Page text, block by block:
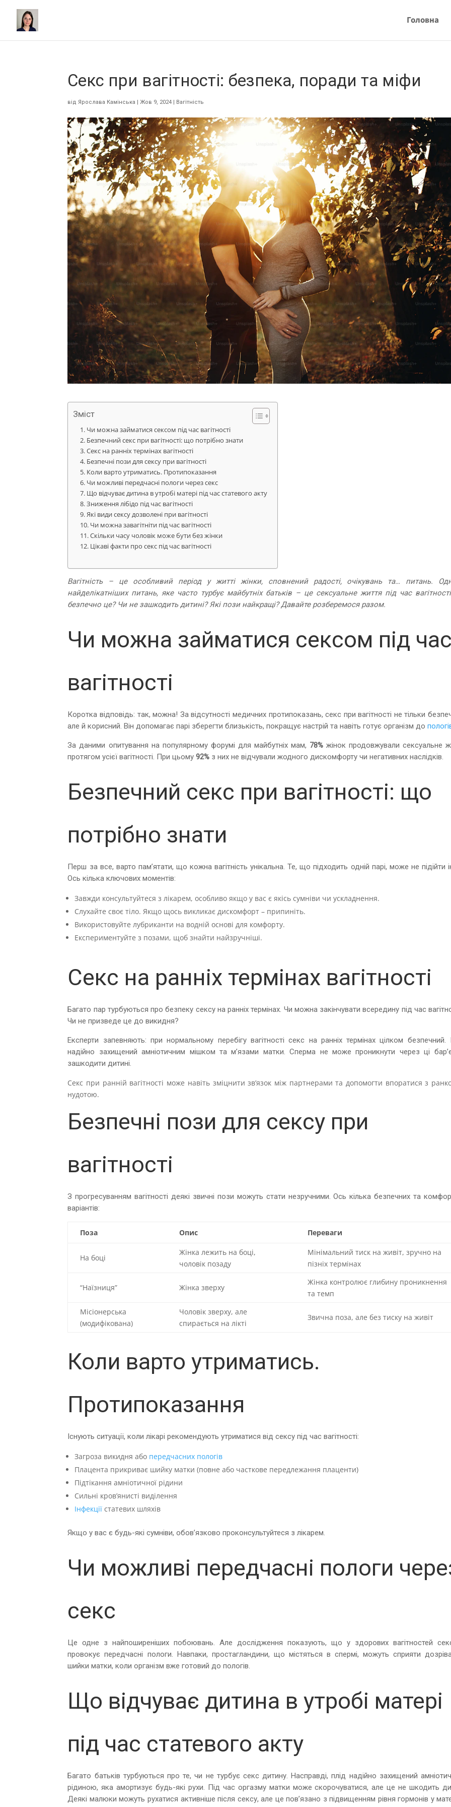
Головна
Секс при вагітності: безпека, поради та міфи
від Ярослава Камінська | Жов 9, 2024 | Вагітність
Зміст
Чи можна займатися сексом під час вагітності
Безпечний секс при вагітності: що потрібно знати
Секс на ранніх термінах вагітності
Безпечні пози для сексу при вагітності
Коли варто утриматись. Протипоказання
Чи можливі передчасні пологи через секс
Що відчуває дитина в утробі матері під час статевого акту
Зниження лібідо під час вагітності
Які види сексу дозволені при вагітності
Чи можна завагітніти під час вагітності
Скільки часу чоловік може бути без жінки
Цікаві факти про секс під час вагітності
Вагітність – це особливий період у житті жінки, сповнений радості, очікувань та… питань.
найделікатніших питань, яке часто турбує майбутніх батьків – це сексуальне життя під час
безпечно це? Чи не зашкодить дитині? Які пози найкращі? Давайте розберемося разом.
Чи можна займатися сексом під
вагітності
Коротка відповідь: так, можна! За відсутності медичних протипоказань, секс при вагітності не тільки
але й корисний. Він допомагає парі зберегти близькість, покращує настрій та навіть готує організм до
За даними опитування на популярному форумі для майбутніх мам, 78%жінок продовжували сексуальне
протягом усієї вагітності. При цьому92% з них не відчували жодного дискомфорту чи негативних наслідків.
Безпечний секс при вагітності: що
потрібно знати
Перш за все, варто пам’ятати, що кожна вагітність унікальна. Те, що підходить одній парі, може не підійти
Ось кілька ключових моментів:
Завжди консультуйтеся з лікарем, особливо якщо у вас є якісь сумніви чи ускладнення.
Слухайте своє тіло. Якщо щось викликає дискомфорт – припиніть.
Використовуйте лубриканти на водній основі для комфорту.
Експериментуйте з позами, щоб знайти найзручніші.
Секс на ранніх термінах вагітності
Багато пар турбуються про безпеку сексу на ранніх термінах. Чи можна закінчувати всередину під час
Чи не призведе це до викидня?
Експерти запевняють: при нормальному перебігу вагітності секс на ранніх термінах цілком безпечний.
надійно захищений амніотичним мішком та м’язами матки. Сперма не може проникнути через ці
зашкодити дитині.
Секс при ранній вагітності може навіть зміцнити зв’язок між партнерами та допомогти впоратися з
нудотою.
Безпечні пози для сексу при
вагітності
З прогресуванням вагітності деякі звичні пози можуть стати незручними. Ось кілька безпечних та
варіантів:
Поза Опис Переваги
На боці
Жінка лежить на боці,
чоловік позаду
Мінімальний тиск на живіт, зручно на
пізніх термінах
“Наїзниця” Жінка зверху
Жінка контролює глибину проникнення
та темп
Місіонерська
(модифікована)
Чоловік зверху, але
спирається на лікті
Звична поза, але без тиску на живіт
Коли варто утриматись.
Протипоказання
Існують ситуації, коли лікарі рекомендують утриматися від сексу під час вагітності:
Загроза викидня або передчасних пологів
Плацента прикриває шийку матки (повне або часткове передлежання плаценти)
Підтікання амніотичної рідини
Сильні кров’янисті виділення
Інфекціїстатевих шляхів
Якщо у вас є будь-які сумніви, обов’язково проконсультуйтеся з лікарем.
Чи можливі передчасні пологи
секс
Це одне з найпоширеніших побоювань. Але дослідження показують, що у здорових вагітностей
провокує передчасні пологи. Навпаки, простагландини, що містяться в спермі, можуть сприяти
шийки матки, коли організм вже готовий до пологів.
Що відчуває дитина в утробі матері
під час статевого акту
Багато батьків турбуються про те, чи не турбує секс дитину. Насправді, плід надійно захищений
рідиною, яка амортизує будь-які рухи. Під час оргазму матки може скорочуватися, але це не шкодить
Деякі малюки можуть рухатися активніше після сексу, але це пов’язано з підвищенням рівня гормонів у